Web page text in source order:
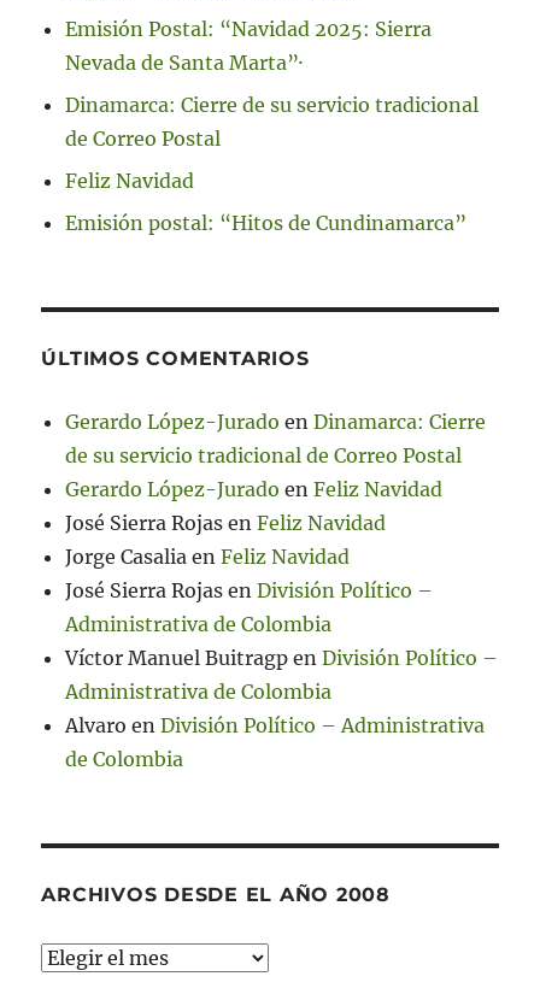
Emisión Postal: “Navidad 2025: Sierra
Nevada de Santa Marta”·
Dinamarca: Cierre de su servicio tradicional
de Correo Postal
Feliz Navidad
Emisión postal: “Hitos de Cundinamarca”
ÚLTIMOS COMENTARIOS
Gerardo López-Jurado enDinamarca: Cierre
de su servicio tradicional de Correo Postal
Gerardo López-Jurado enFeliz Navidad
José Sierra Rojas enFeliz Navidad
Jorge Casalia enFeliz Navidad
José Sierra Rojas enDivisión Político –
Administrativa de Colombia
Víctor Manuel Buitragp enDivisión Político –
Administrativa de Colombia
Alvaro enDivisión Político – Administrativa
de Colombia
ARCHIVOS DESDE EL AÑO 2008
Archivos